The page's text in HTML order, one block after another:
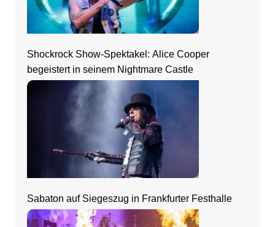
Shockrock Show-Spektakel: Alice Cooper
begeistert in seinem Nightmare Castle
Sabaton auf Siegeszug in Frankfurter Festhalle